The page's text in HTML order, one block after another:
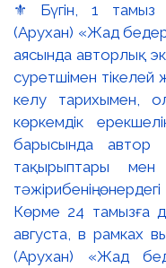
⚜️ Бүгін, 1 тамыз
(Арухан) «Жад
аясында авторлық
суретшімен тікелей
келу тарихымен,
көркемдік
барысында автор
тақырыптары
тәжірибенің
Көрме 24 тамызға
августа, в рамках
(Арухан) «Жад